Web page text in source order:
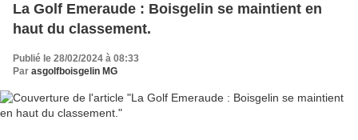
La Golf Emeraude : Boisgelin se maintient en
haut du classement.
Publié le 28/02/2024 à 08:33
Par asgolfboisgelin MG